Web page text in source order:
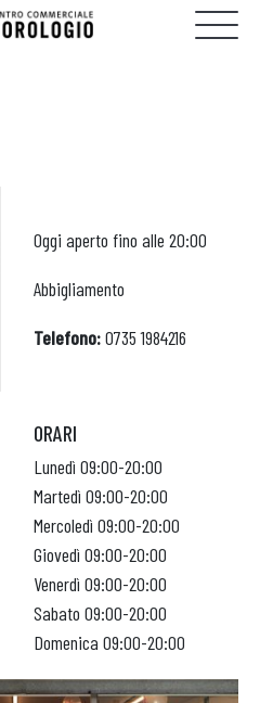
APERTO FINO ALLE 20:00
CONTATTI
APRI IL TUO BUSINESS
Oggi aperto fino alle 20:00
Abbigliamento
Telefono:0735 1984216
ORARI
Lunedì 09:00-20:00
Martedì 09:00-20:00
Mercoledì 09:00-20:00
Giovedì 09:00-20:00
Venerdì 09:00-20:00
Sabato 09:00-20:00
Domenica 09:00-20:00